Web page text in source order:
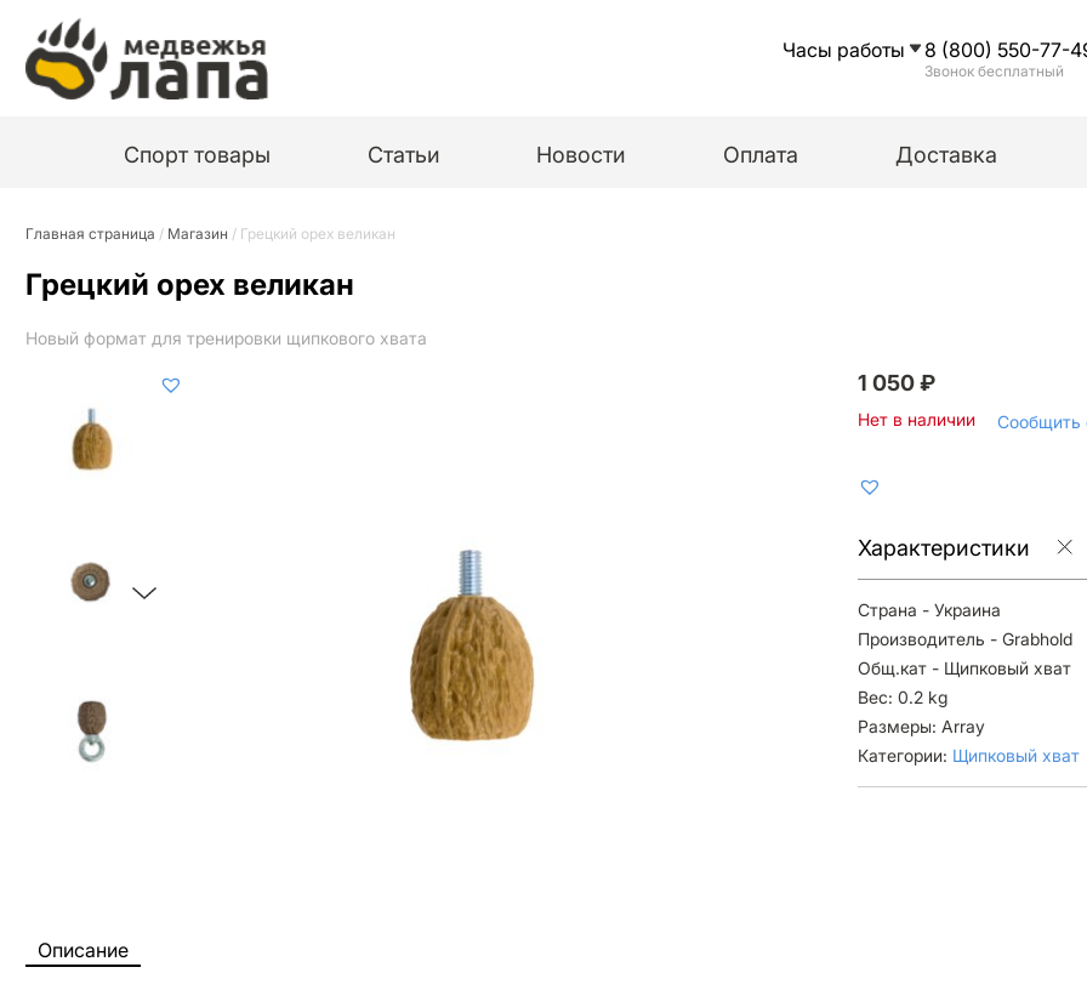
Часы работы 8 (800) 550-77-
Звонок бесплатный
Спорт товары Статьи Новости Оплата Доставка
Главная страница / Магазин / Грецкий орех великан
Грецкий орех великан
Новый формат для тренировки щипкового хвата
Описание
1 050₽
Нет в наличии Сообщить
Характеристики
Страна - Украина
Производитель - Grabhold
Общ.кат - Щипковый хват
Вес: 0.2 kg
Размеры: Array
Категории: Щипковый хват